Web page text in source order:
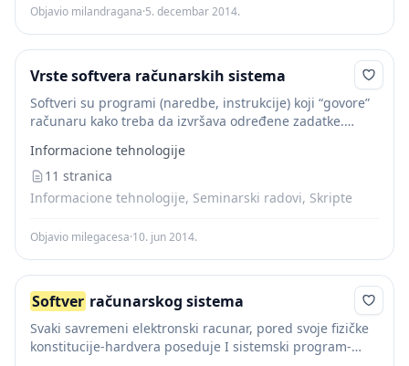
Objavio milandragana·5. decembar 2014.
Vrste softvera računarskih sistema
Softveri su programi (naredbe, instrukcije) koji “govore”
računaru kako treba da izvršava određene zadatke.
razumljiv racunaru. Programi i programski paketi se...
Informacione tehnologije
11 stranica
Informacione tehnologije, Seminarski radovi, Skripte
Objavio milegacesa·10. jun 2014.
Softver računarskog sistema
Svaki savremeni elektronski racunar, pored svoje fizičke
konstitucije-hardvera poseduje I sistemski program-